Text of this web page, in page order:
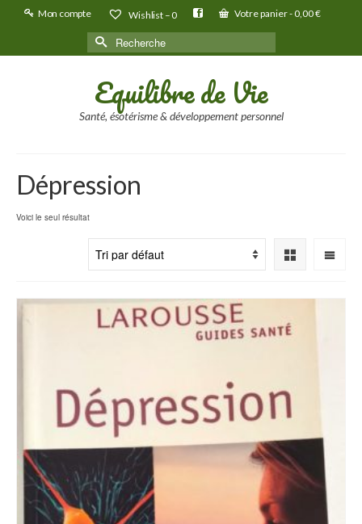
Mon compte Wishlist –0 Votre panier-0,00€
Rechercher :
Equilibre de Vie
Santé, ésotérisme & développement personnel
Dépression
Voici le seul résultat